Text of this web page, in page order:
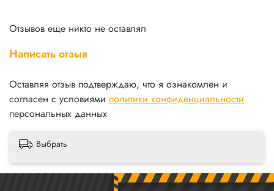
Отзывов еще никто не оставлял
Написать отзыв
Оставляя отзыв подтверждаю, что я ознакомлен и
согласен с условиями политики конфиденциальности
персональных данных
Выбрать